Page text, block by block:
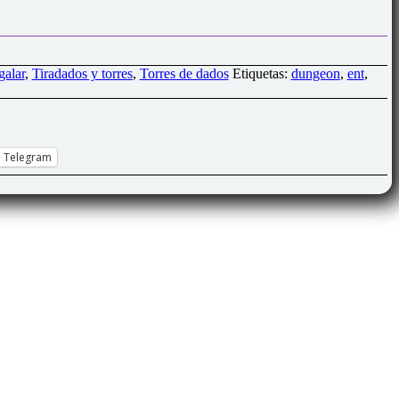
, Tiradados y torres, Torres de dados Etiquetas: dungeon, ent,
Telegram